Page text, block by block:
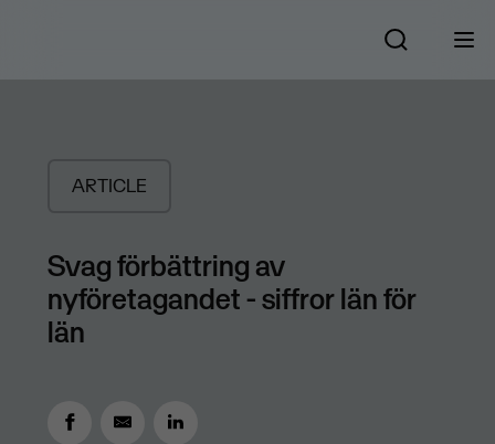
ARTICLE
Svag förbättring av
nyföretagandet - siffror län för
län